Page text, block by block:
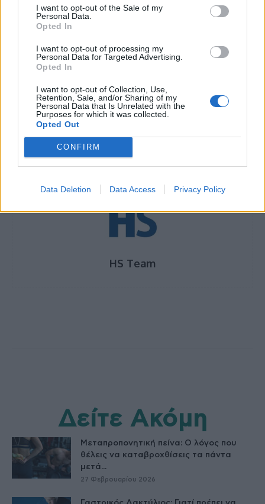
I want to opt-out of the Sale of my
Personal Data.
Opted In
I want to opt-out of processing my
Personal Data for Targeted Advertising.
Opted In
I want to opt-out of Collection, Use,
Retention, Sale, and/or Sharing of my
Personal Data that Is Unrelated with the
Purposes for which it was collected.
Opted Out
CONFIRM
Data Deletion Data Access Privacy Policy
Διαβάστε επίσης
Οι γυναίκες με επιπλέον κιλά κινδυνεύουν από
αυτή τη μορφή καρκίνου
τρόπους
TAGS Ιωάννα Αδαμίδου
HS Team
Δείτε Ακόμη
Μεταπροπονητική πείνα: Ο λόγος που
θέλεις να καταβροχθίσεις τα πάντα
μετά...
27 Φεβρουαρίου 2026